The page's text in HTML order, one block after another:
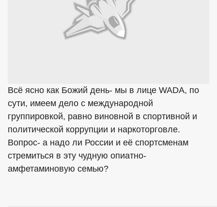
Всё ясно как Божий день- мы в лице WADA, по
сути, имеем дело с международной
группировкой, равно виновной в спортивной и
политической коррупции и наркоторговле.
Вопрос- а надо ли России и её спортсменам
стремиться в эту чудную опиатно-
амфетаминовую семью?